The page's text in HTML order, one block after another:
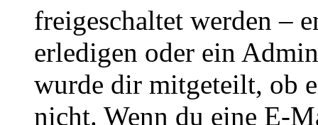
freigeschaltet werden –
erledigen oder ein
wurde dir mitgeteilt, ob
nicht. Wenn du eine E-